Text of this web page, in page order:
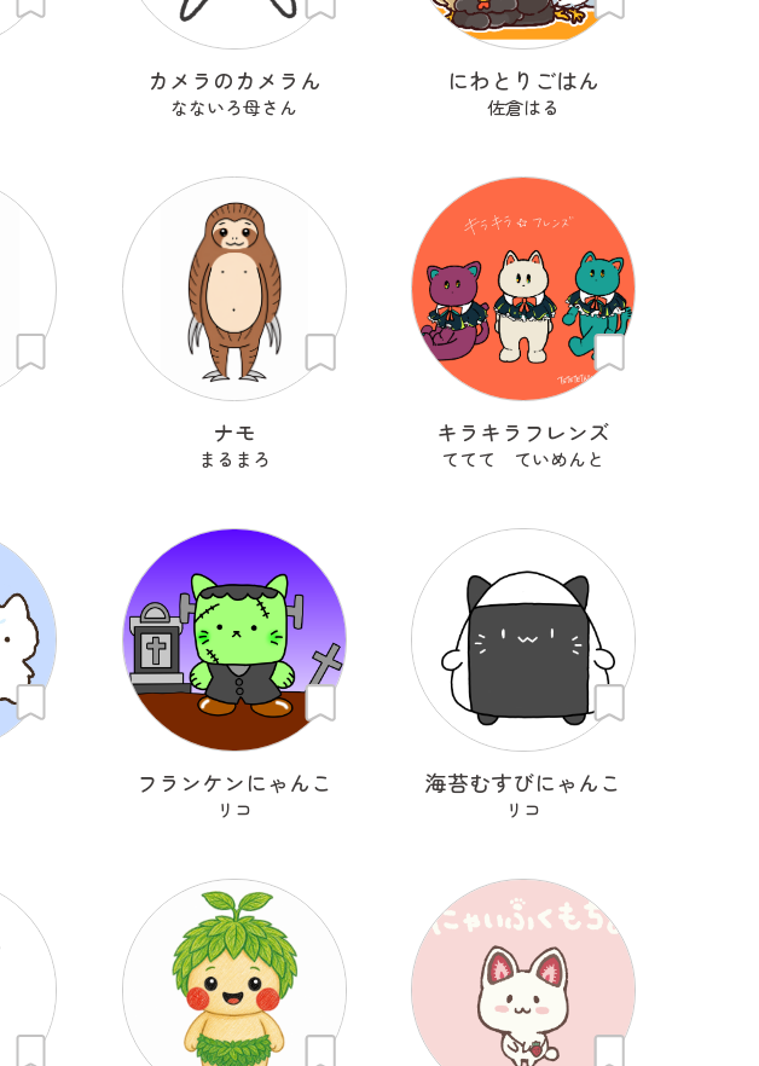
カメラのカメラん
なないろ母さん
にわとりごはん
佐倉はる
ナモ
まるまろ
キラキラフレンズ
ててて ていめんと
フランケンにゃんこ
リコ
海苔むすびにゃんこ
リコ